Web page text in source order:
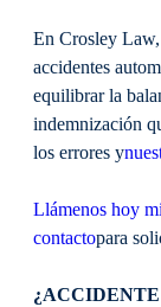
En Crosley Law,
accidentes
equilibrar la
indemnización
los errores y
Llámenos hoy
contactopara